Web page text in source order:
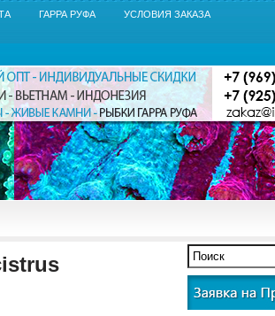
ГАРРА РУФА УСЛОВИЯ ЗАКАЗА